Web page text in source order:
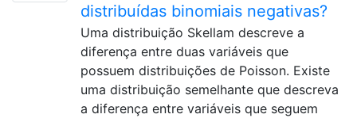
distribuídas binomiais negativas?
Uma distribuição Skellam descreve a
diferença entre duas variáveis ​​que
possuem distribuições de Poisson. Existe
uma distribuição semelhante que descreva
a diferença entre variáveis ​​que seguem